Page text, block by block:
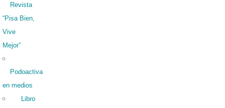
Revista
“Pisa Bien,
Vive
Mejor”
Podoactiva
en medios
Libro